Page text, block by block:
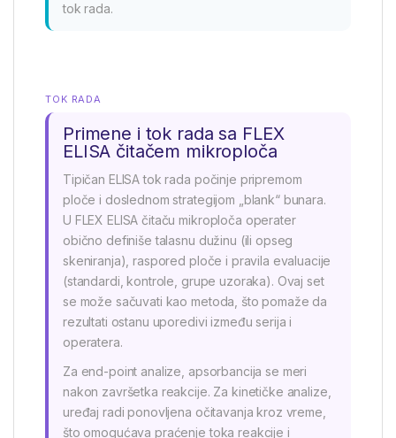
tok rada.
TOK RADA
Primene i tok rada sa FLEX
ELISA čitačem mikroploča
Tipičan ELISA tok rada počinje pripremom
ploče i doslednom strategijom „blank“ bunara.
U FLEX ELISA čitaču mikroploča operater
obično definiše talasnu dužinu (ili opseg
skeniranja), raspored ploče i pravila evaluacije
(standardi, kontrole, grupe uzoraka). Ovaj set
se može sačuvati kao metoda, što pomaže da
rezultati ostanu uporedivi između serija i
operatera.
Za end-point analize, apsorbancija se meri
nakon završetka reakcije. Za kinetičke analize,
uređaj radi ponovljena očitavanja kroz vreme,
što omogućava praćenje toka reakcije i